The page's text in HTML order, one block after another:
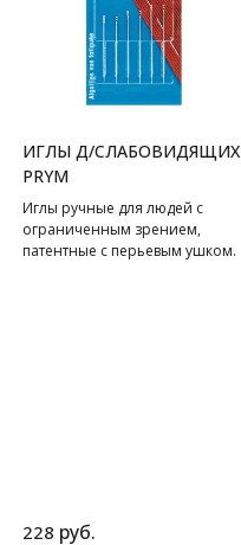
ИГЛЫ Д/СЛАБОВИДЯЩИХ
PRYM
Иглы ручные для людей с
ограниченным зрением,
патентные с перьевым ушком.
228 руб.